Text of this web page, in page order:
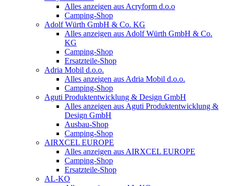
Alles anzeigen aus Acryform d.o.o
Camping-Shop
Adolf Würth GmbH & Co. KG
Alles anzeigen aus Adolf Würth GmbH & Co.
KG
Camping-Shop
Ersatzteile-Shop
Adria Mobil d.o.o.
Alles anzeigen aus Adria Mobil d.o.o.
Camping-Shop
Aguti Produktentwicklung & Design GmbH
Alles anzeigen aus Aguti Produktentwicklung &
Design GmbH
Ausbau-Shop
Camping-Shop
AIRXCEL EUROPE
Alles anzeigen aus AIRXCEL EUROPE
Camping-Shop
Ersatzteile-Shop
AL-KO